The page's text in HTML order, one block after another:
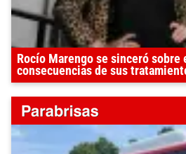
Rocío Marengo se sinceró sobre
consecuencias de sus